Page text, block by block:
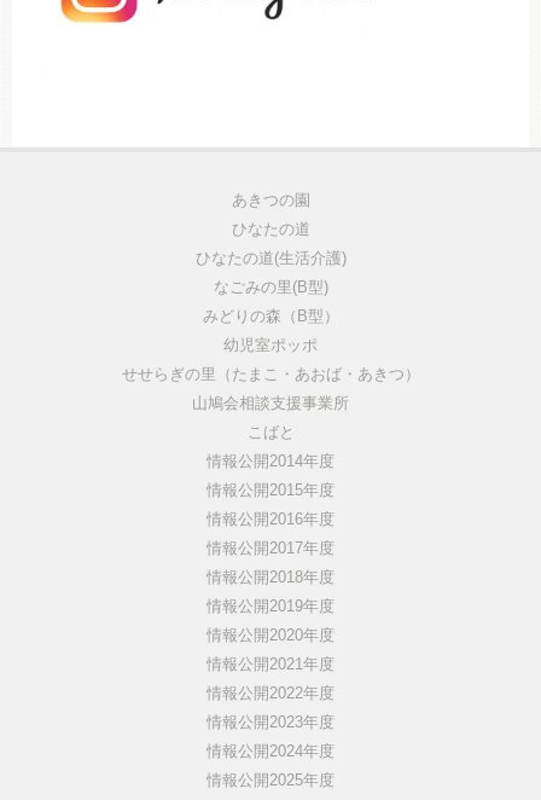
あきつの園
ひなたの道
ひなたの道(生活介護)
なごみの里(B型)
みどりの森（B型）
幼児室ポッポ
せせらぎの里（たまこ・あおば・あきつ）
山鳩会相談支援事業所
こばと
情報公開2014年度
情報公開2015年度
情報公開2016年度
情報公開2017年度
情報公開2018年度
情報公開2019年度
情報公開2020年度
情報公開2021年度
情報公開2022年度
情報公開2023年度
情報公開2024年度
情報公開2025年度